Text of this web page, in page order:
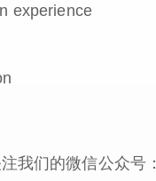
experience
我们的微信公众号：